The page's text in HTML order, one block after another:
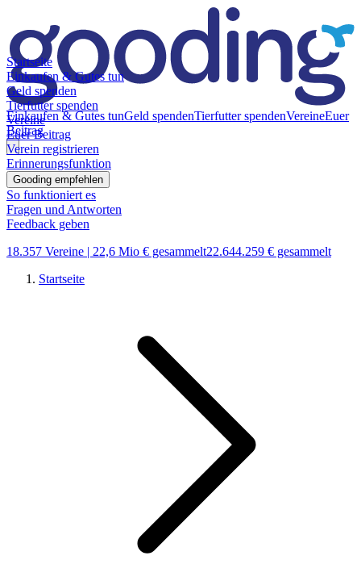
Einkaufen & Gutes tunGeld spendenTierfutter spendenVereineEuer
Beitrag
Startseite
Einkaufen & Gutes tun
Geld spenden
Tierfutter spenden
Vereine
Euer Beitrag
Verein registrieren
Erinnerungsfunktion
Gooding empfehlen
So funktioniert es
Fragen und Antworten
Feedback geben
18.357 Vereine | 22,6 Mio € gesammelt22.644.259 € gesammelt
Startseite